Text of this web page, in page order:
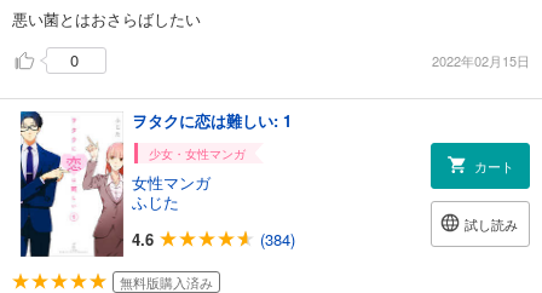
悪い菌とはおさらばしたい
0
2022年02月15日
ヲタクに恋は難しい: 1
少女・女性マンガ
女性マンガ
ふじた
4.6
(384)
カート
試し読み
無料版購入済み